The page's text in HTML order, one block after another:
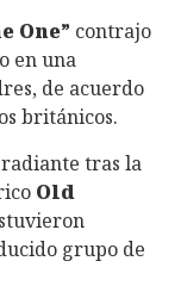
One” contrajo
en una
de acuerdo
británicos.
tras la
Old
grupo de